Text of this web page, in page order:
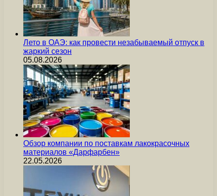
Лето в ОАЭ: как провести незабываемый отпуск в
жаркий сезон
05.08.2026
Обзор компании по поставкам лакокрасочных
материалов «Дарфарбен»
22.05.2026